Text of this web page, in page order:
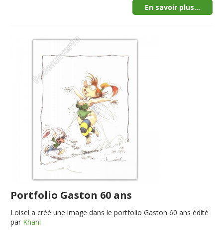
En savoir plus...
Portfolio Gaston 60 ans
Loisel a créé une image dans le portfolio Gaston 60 ans édité
par Khani